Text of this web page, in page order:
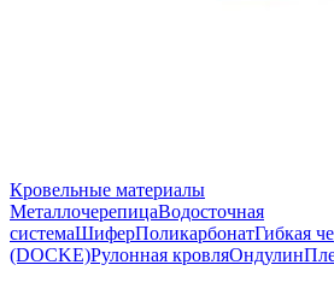
Кровельные материалы
МеталлочерепицаВодосточная
системаШиферПоликарбонатГибкая
(DOCKE)Рулонная кровляОндулин